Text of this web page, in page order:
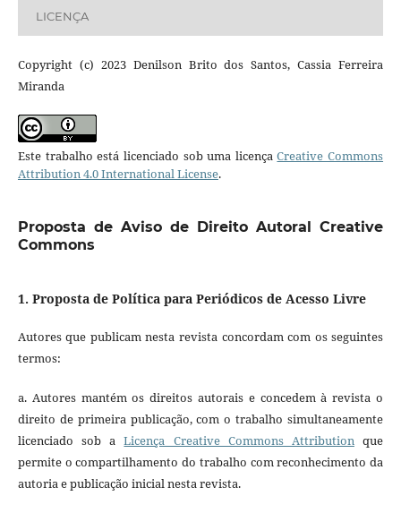
LICENÇA
Copyright (c) 2023 Denilson Brito dos Santos, Cassia Ferreira
Miranda
Este trabalho está licenciado sob uma licençaCreative Commons
Attribution 4.0 International License.
Proposta de Aviso de Direito Autoral Creative
Commons
1. Proposta de Política para Periódicos de Acesso Livre
Autores que publicam nesta revista concordam com os seguintes
termos:
a. Autores mantém os direitos autorais e concedem à revista o
direito de primeira publicação, com o trabalho simultaneamente
licenciado sob aLicença Creative Commons Attributionque
permite o compartilhamento do trabalho com reconhecimento da
autoria e publicação inicial nesta revista.